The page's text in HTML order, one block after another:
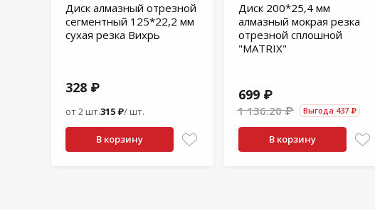
Диск алмазный отрезной
сегментный 125*22,2 мм
сухая резка Вихрь
328 ₽
от 2 шт.315 ₽/ шт.
В корзину
Диск 200*25,4 мм
алмазный мокрая резка
отрезной сплошной
"MATRIX"
699 ₽
1 136.20 ₽ Выгода 437 ₽
В корзину